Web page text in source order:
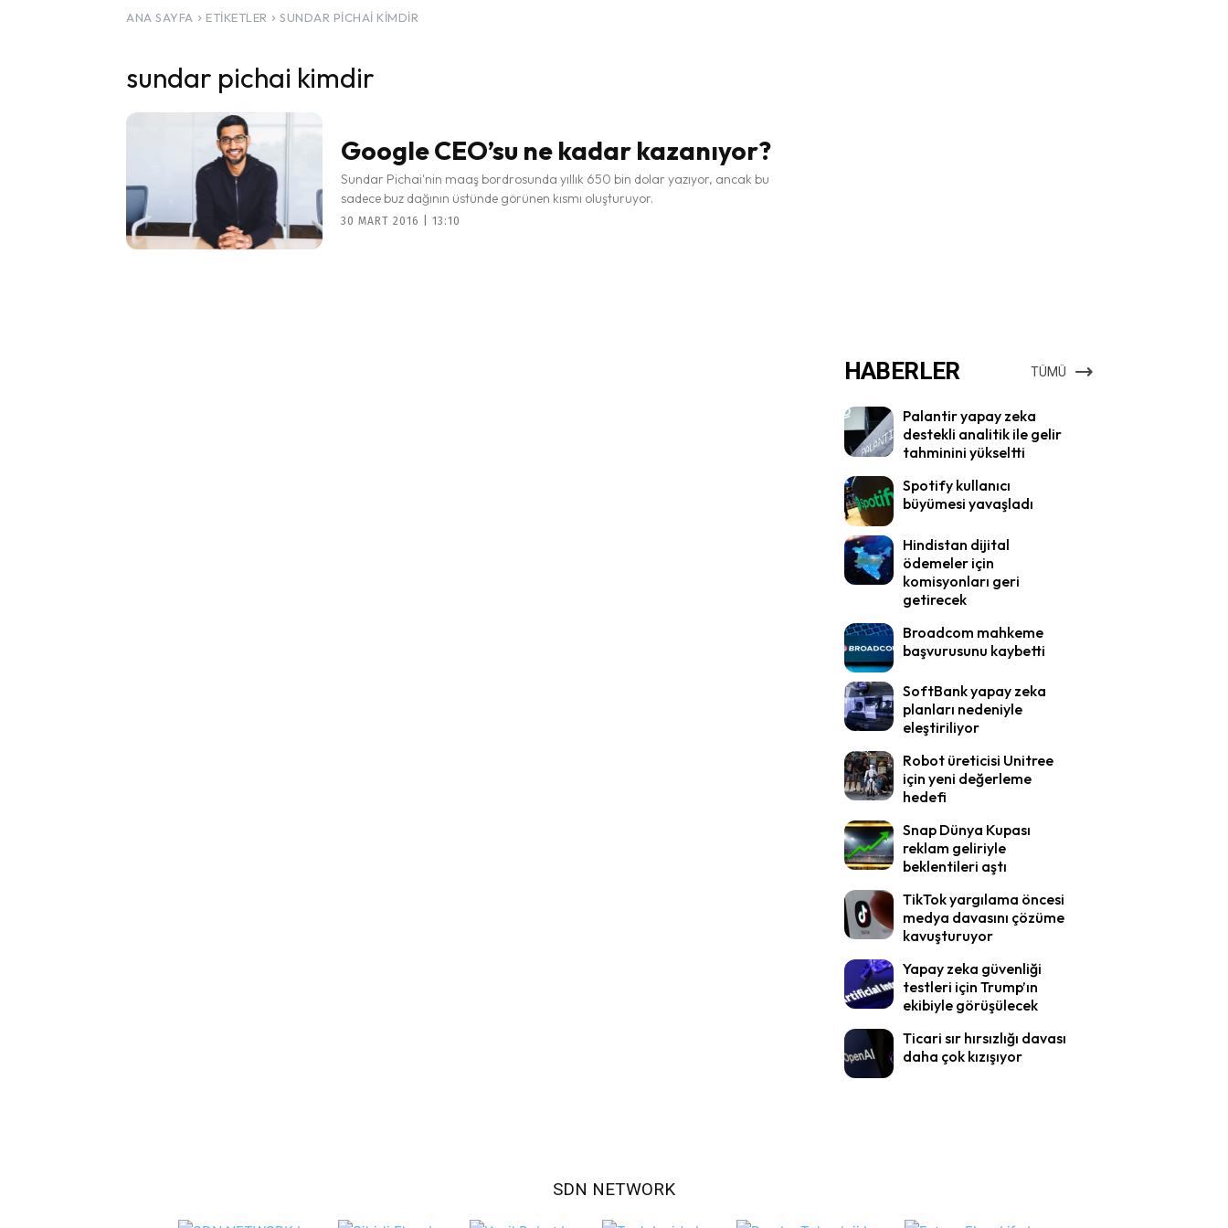
ANA SAYFA ETIKETLER SUNDAR PICHAI KIMDIR
sundar pichai kimdir
Google CEO’su ne kadar kazanıyor?
Sundar Pichai'nin maaş bordrosunda yıllık 650 bin dolar yazıyor, ancak bu
sadece buz dağının üstünde görünen kısmı oluşturuyor.
30 MART 2016 | 13:10
HABERLER TÜMÜ
Palantir yapay zeka
destekli analitik ile gelir
tahminini yükseltti
Spotify kullanıcı
büyümesi yavaşladı
Hindistan dijital
ödemeler için
komisyonları geri
getirecek
Broadcom mahkeme
başvurusunu kaybetti
SoftBank yapay zeka
planları nedeniyle
eleştiriliyor
Robot üreticisi Unitree
için yeni değerleme
hedefi
Snap Dünya Kupası
reklam geliriyle
beklentileri aştı
TikTok yargılama öncesi
medya davasını çözüme
kavuşturuyor
Yapay zeka güvenliği
testleri için Trump’ın
ekibiyle görüşülecek
Ticari sır hırsızlığı davası
daha çok kızışıyor
SDN NETWORK